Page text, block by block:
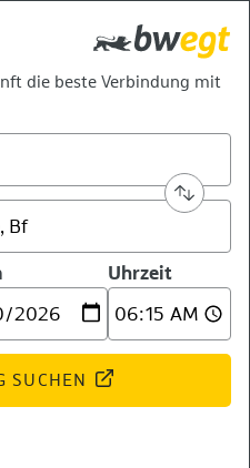
die beste Verbindung mit
Uhrzeit
SUCHEN